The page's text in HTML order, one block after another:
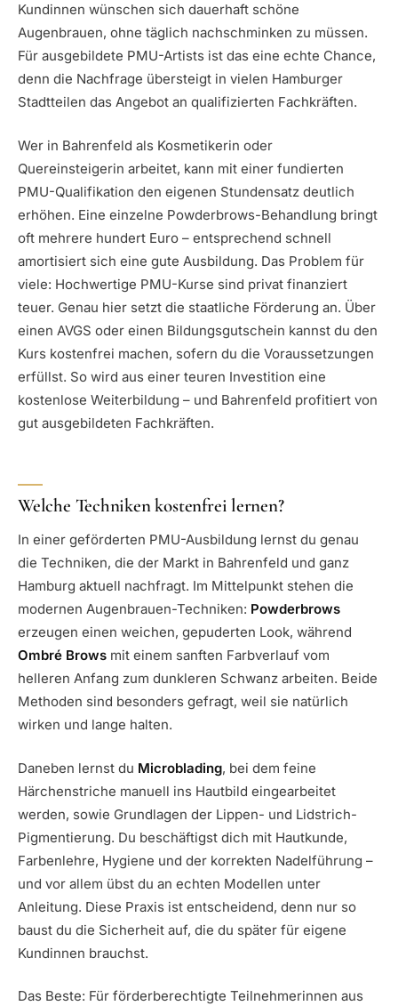
Kundinnen wünschen sich dauerhaft schöne
Augenbrauen, ohne täglich nachschminken zu müssen.
Für ausgebildete PMU-Artists ist das eine echte Chance,
denn die Nachfrage übersteigt in vielen Hamburger
Stadtteilen das Angebot an qualifizierten Fachkräften.
Wer in Bahrenfeld als Kosmetikerin oder
Quereinsteigerin arbeitet, kann mit einer fundierten
PMU-Qualifikation den eigenen Stundensatz deutlich
erhöhen. Eine einzelne Powderbrows-Behandlung bringt
oft mehrere hundert Euro – entsprechend schnell
amortisiert sich eine gute Ausbildung. Das Problem für
viele: Hochwertige PMU-Kurse sind privat finanziert
teuer. Genau hier setzt die staatliche Förderung an. Über
einen AVGS oder einen Bildungsgutschein kannst du den
Kurs kostenfrei machen, sofern du die Voraussetzungen
erfüllst. So wird aus einer teuren Investition eine
kostenlose Weiterbildung – und Bahrenfeld profitiert von
gut ausgebildeten Fachkräften.
Welche Techniken kostenfrei lernen?
In einer geförderten PMU-Ausbildung lernst du genau
die Techniken, die der Markt in Bahrenfeld und ganz
Hamburg aktuell nachfragt. Im Mittelpunkt stehen die
modernen Augenbrauen-Techniken: Powderbrows
erzeugen einen weichen, gepuderten Look, während
Ombré Brows mit einem sanften Farbverlauf vom
helleren Anfang zum dunkleren Schwanz arbeiten. Beide
Methoden sind besonders gefragt, weil sie natürlich
wirken und lange halten.
Daneben lernst du Microblading, bei dem feine
Härchenstriche manuell ins Hautbild eingearbeitet
werden, sowie Grundlagen der Lippen- und Lidstrich-
Pigmentierung. Du beschäftigst dich mit Hautkunde,
Farbenlehre, Hygiene und der korrekten Nadelführung –
und vor allem übst du an echten Modellen unter
Anleitung. Diese Praxis ist entscheidend, denn nur so
baust du die Sicherheit auf, die du später für eigene
Kundinnen brauchst.
Das Beste: Für förderberechtigte Teilnehmerinnen aus